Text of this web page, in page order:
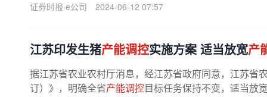
证券时报·e公司
2024-06-12 07:57
江苏印发生猪产能调控实施方案 适当放宽产
据江苏省农业农村厅消息，经江苏省政府同意，江苏省
订）》，明确全省产能调控目标任务保持不变，适当放